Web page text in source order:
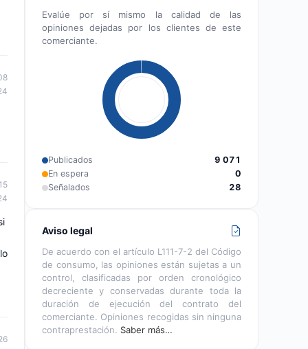
Evalúe por sí mismo la calidad de las
opiniones dejadas por los clientes de este
comerciante.
Publicados
9 071
En espera
0
Señalados
28
Aviso legal
De acuerdo con el artículo L111-7-2 del Código
de consumo, las opiniones están sujetas a un
control, clasificadas por orden cronológico
decreciente y conservadas durante toda la
duración de ejecución del contrato del
comerciante. Opiniones recogidas sin ninguna
contraprestación. Saber más…